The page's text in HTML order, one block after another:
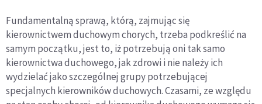
Fundamentalną sprawą, którą, zajmując się
kierownictwem duchowym chorych, trzeba podkreślić na
samym początku, jest to, iż potrzebują oni tak samo
kierownictwa duchowego, jak zdrowi i nie należy ich
wydzielać jako szczególnej grupy potrzebującej
specjalnych kierowników duchowych. Czasami, ze względu